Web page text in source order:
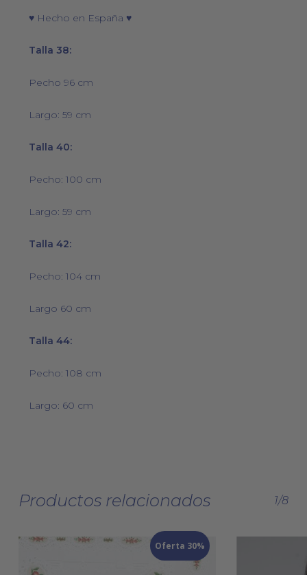
♥ Hecho en España ♥
Talla 38:
Pecho 96 cm
Largo: 59 cm
Talla 40:
Pecho: 100 cm
Largo: 59 cm
Talla 42:
Pecho: 104 cm
Largo 60 cm
Talla 44:
Pecho: 108 cm
Largo: 60 cm
Productos relacionados 1/8
Oferta 30%